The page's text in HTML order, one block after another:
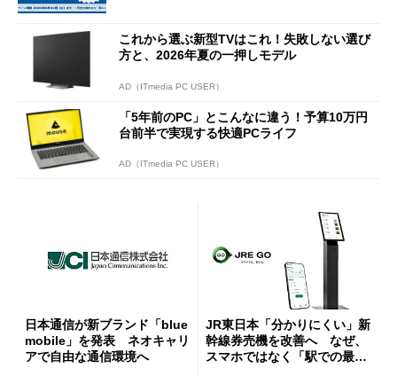
これから選ぶ新型TVはこれ！失敗しない選び
方と、2026年夏の一押しモデル
AD（ITmedia PC USER）
「5年前のPC」とこんなに違う！予算10万円
台前半で実現する快適PCライフ
AD（ITmedia PC USER）
日本通信が新ブランド「blue
mobile」を発表 ネオキャリ
アで自由な通信環境へ
JR東日本「分かりにくい」新
幹線券売機を改善へ なぜ、
スマホではなく「駅での最短